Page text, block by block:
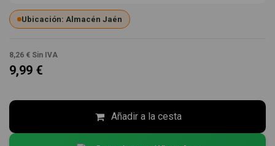
Ubicación: Almacén Jaén
8,26 € Sin IVA
9,99 €
Añadir a la cesta